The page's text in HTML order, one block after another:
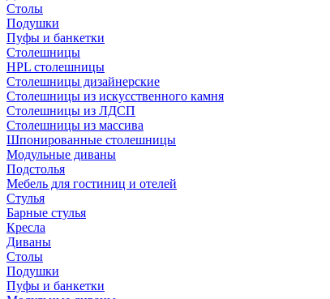
Столы
Подушки
Пуфы и банкетки
Столешницы
HPL столешницы
Столешницы дизайнерские
Столешницы из искусственного камня
Столешницы из ЛДСП
Столешницы из массива
Шпонированные столешницы
Модульные диваны
Подстолья
Мебель для гостиниц и отелей
Стулья
Барные стулья
Кресла
Диваны
Столы
Подушки
Пуфы и банкетки